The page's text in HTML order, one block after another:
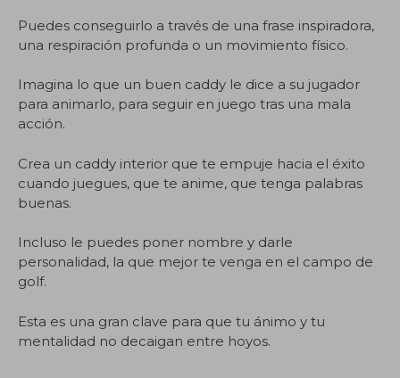
Puedes conseguirlo a través de una frase inspiradora,
una respiración profunda o un movimiento físico.
Imagina lo que un buen caddy le dice a su jugador
para animarlo, para seguir en juego tras una mala
acción.
Crea un caddy interior que te empuje hacia el éxito
cuando juegues, que te anime, que tenga palabras
buenas.
Incluso le puedes poner nombre y darle
personalidad, la que mejor te venga en el campo de
golf.
Esta es una gran clave para que tu ánimo y tu
mentalidad no decaigan entre hoyos.